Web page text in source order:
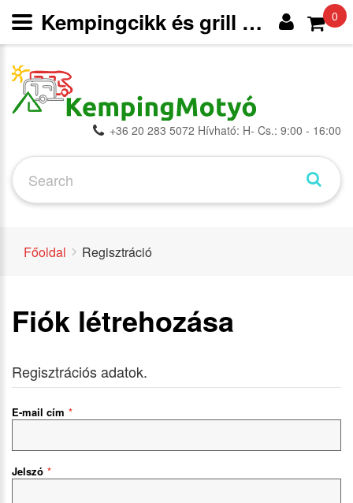
+36 20 283 5072 Hívható: H- Cs.: 9:00 - 16:00
0
Főoldal Regisztráció
Fiók létrehozása
Regisztrációs adatok.
E-mail cím
Jelszó
Kempingcikk és grill webáruház